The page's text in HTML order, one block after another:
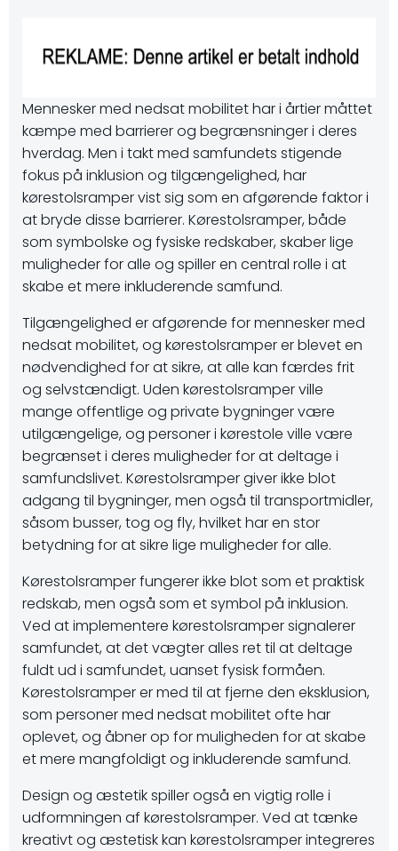
Mennesker med nedsat mobilitet har i årtier måttet
kæmpe med barrierer og begrænsninger i deres
hverdag. Men i takt med samfundets stigende
fokus på inklusion og tilgængelighed, har
kørestolsramper vist sig som en afgørende faktor i
at bryde disse barrierer. Kørestolsramper, både
som symbolske og fysiske redskaber, skaber lige
muligheder for alle og spiller en central rolle i at
skabe et mere inkluderende samfund.
Tilgængelighed er afgørende for mennesker med
nedsat mobilitet, og kørestolsramper er blevet en
nødvendighed for at sikre, at alle kan færdes frit
og selvstændigt. Uden kørestolsramper ville
mange offentlige og private bygninger være
utilgængelige, og personer i kørestole ville være
begrænset i deres muligheder for at deltage i
samfundslivet. Kørestolsramper giver ikke blot
adgang til bygninger, men også til transportmidler,
såsom busser, tog og fly, hvilket har en stor
betydning for at sikre lige muligheder for alle.
Kørestolsramper fungerer ikke blot som et praktisk
redskab, men også som et symbol på inklusion.
Ved at implementere kørestolsramper signalerer
samfundet, at det vægter alles ret til at deltage
fuldt ud i samfundet, uanset fysisk formåen.
Kørestolsramper er med til at fjerne den eksklusion,
som personer med nedsat mobilitet ofte har
oplevet, og åbner op for muligheden for at skabe
et mere mangfoldigt og inkluderende samfund.
Design og æstetik spiller også en vigtig rolle i
udformningen af kørestolsramper. Ved at tænke
kreativt og æstetisk kan kørestolsramper integreres